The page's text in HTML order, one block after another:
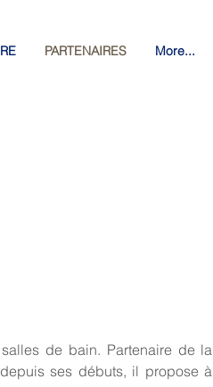
PARTENAIRES More...
de bain. Partenaire de la
ses débuts, il propose à